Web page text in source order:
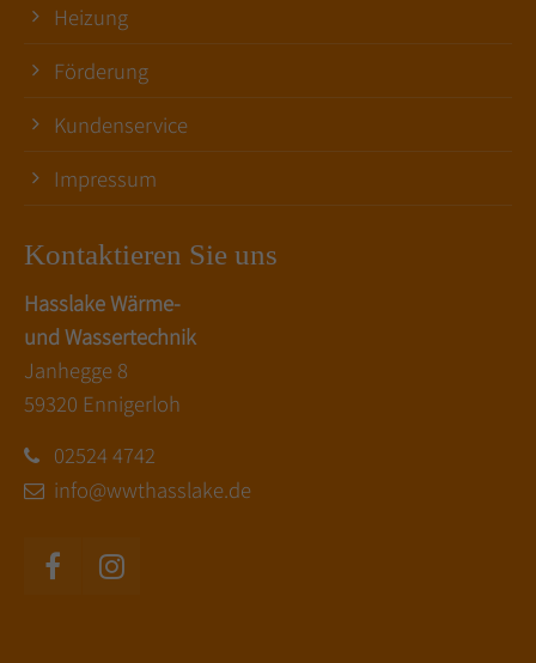
Heizung
Förderung
Kundenservice
Impressum
Kontaktieren Sie uns
Hasslake Wärme-
und Wassertechnik
Janhegge 8
59320 Ennigerloh
02524 4742
info@wwthasslake.de